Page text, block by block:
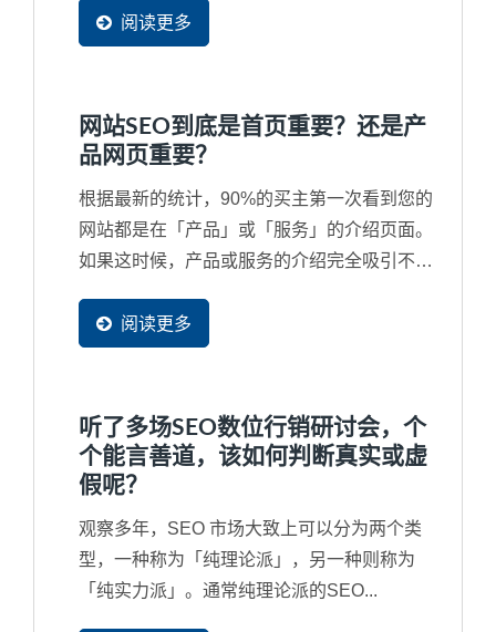
是抄袭来源，再再干扰了搜寻结果，因此
Google...
阅读更多
网站SEO到底是首页重要？还是产
品网页重要？
根据最新的统计，90%的买主第一次看到您的
网站都是在「产品」或「服务」的介绍页面。
如果这时候，产品或服务的介绍完全吸引不了
会看。所以，当然是产品网页是最重要，但经
过观察，台湾许多中小企业习惯在制作网站时
定了网站行销将不会有结果。
阅读更多
听了多场SEO数位行销研讨会，个
个能言善道，该如何判断真实或虚
假呢？
观察多年，SEO 市场大致上可以分为两个类
型，一种称为「纯理论派」，另一种则称为
「纯实力派」。通常纯理论派的SEO...